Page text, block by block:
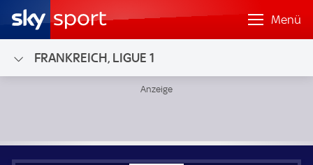
Menü
FRANKREICH, LIGUE 1